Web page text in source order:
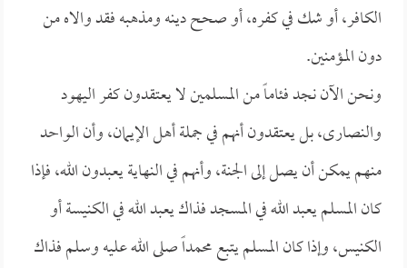
الكافر، أو شك في كفره، أو صحح دينه ومذهبه فقد والاه من
دون المؤمنين.
ونحن الآن نجد فئاماً من المسلمين لا يعتقدون كفر اليهود
والنصارى، بل يعتقدون أنهم في جملة أهل الإيمان، وأن الواحد
منهم يمكن أن يصل إلى الجنة، وأنهم في النهاية يعبدون الله، فإذا
كان المسلم يعبد الله في المسجد فذاك يعبد الله في الكنيسة أو
الكنيس، وإذا كان المسلم يتبع محمداً صلى الله عليه وسلم فذاك